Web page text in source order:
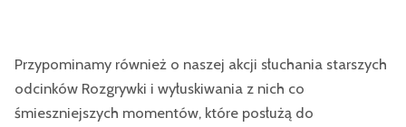
Przypominamy również o naszej akcji słuchania starszych
odcinków Rozgrywki i wyłuskiwania z nich co
śmieszniejszych momentów, które posłużą do